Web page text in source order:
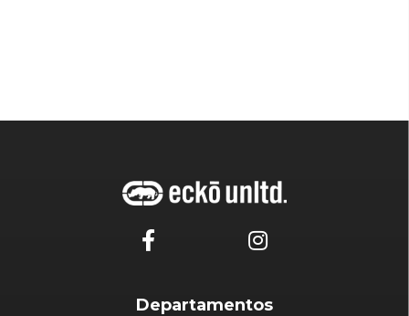
Departamentos